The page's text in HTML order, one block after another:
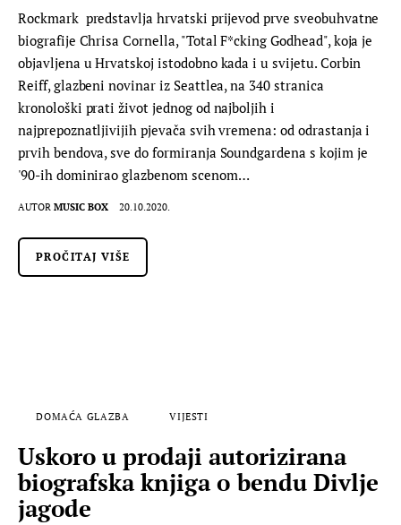
Rockmark predstavlja hrvatski prijevod prve sveobuhvatne
biografije Chrisa Cornella, "Total F*cking Godhead", koja je
objavljena u Hrvatskoj istodobno kada i u svijetu. Corbin
Reiff, glazbeni novinar iz Seattlea, na 340 stranica
kronološki prati život jednog od najboljih i
najprepoznatljivijih pjevača svih vremena: od odrastanja i
prvih bendova, sve do formiranja Soundgardena s kojim je
'90-ih dominirao glazbenom scenom…
AUTOR MUSIC BOX 20.10.2020.
PROČITAJ VIŠE
DOMAĆA GLAZBA VIJESTI
Uskoro u prodaji autorizirana
biografska knjiga o bendu Divlje
jagode